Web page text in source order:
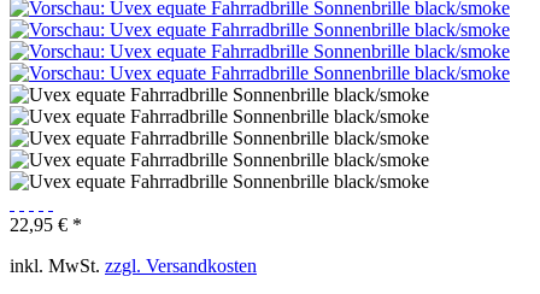
22,95 € *
inkl. MwSt. zzgl. Versandkosten